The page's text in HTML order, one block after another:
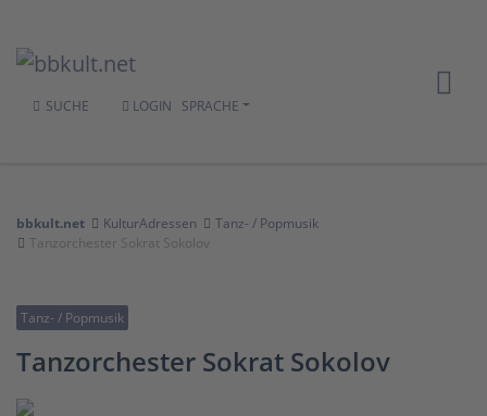
SUCHE LOGIN SPRACHE
bbkult.net KulturAdressen
Tanz- / Popmusik
Tanzorchester Sokrat Sokolov
Tanz- / Popmusik
Tanzorchester Sokrat Sokolov